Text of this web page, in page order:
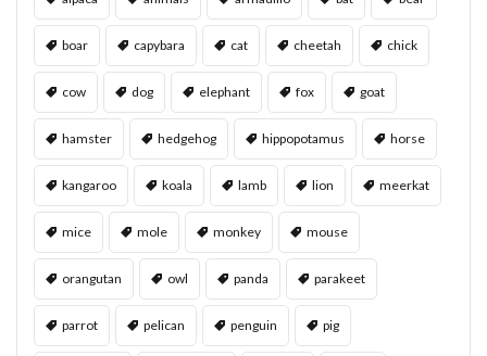
boar capybara cat cheetah chick
cow dog elephant fox goat
hamster hedgehog hippopotamus horse
kangaroo koala lamb lion meerkat
mice mole monkey mouse
orangutan owl panda parakeet
parrot pelican penguin pig